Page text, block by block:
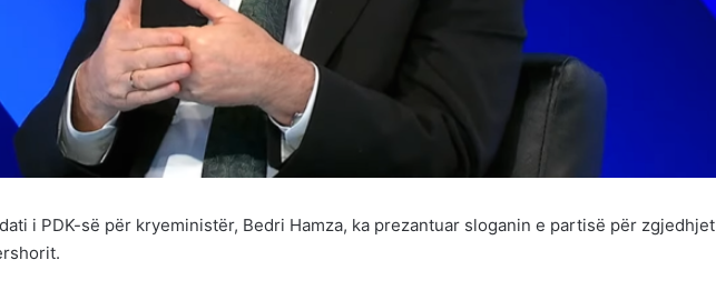
i PDK-së për kryeministër, Bedri Hamza, ka prezantuar sloganin e partisë për zgjedhjet